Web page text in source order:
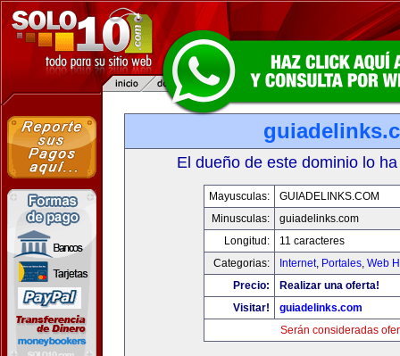
El dueño de este dominio lo
Mayusculas:
GUIADELINKS.COM
Minusculas:
guiadelinks.com
Longitud:
11 caracteres
Categorias:
Internet, Portales, Web
Precio:
Realizar una oferta!
Visitar!
guiadelinks.com
Serán consideradas